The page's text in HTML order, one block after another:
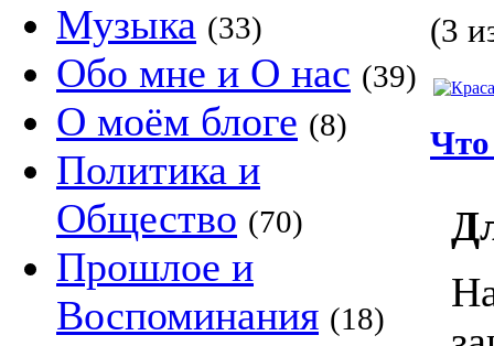
Музыка (33)
Обо мне и О нас (39)
О моём блоге (8)
Политика и
Общество (70)
Прошлое и
Воспоминания (18)
(3
Что